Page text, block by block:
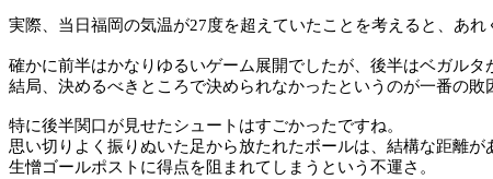
実際、当日福岡の気温が27度を超えていたことを考えると、あ
確かに前半はかなりゆるいゲーム展開でしたが、後半はベガル
結局、決めるべきところで決められなかったというのが一番の
特に後半関口が見せたシュートはすごかったですね。
思い切りよく振りぬいた足から放たれたボールは、結構な距離
生憎ゴールポストに得点を阻まれてしまうという不運さ。